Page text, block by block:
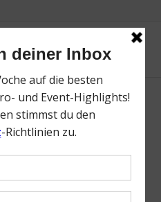
08-18 um 17.31.05
2021 /